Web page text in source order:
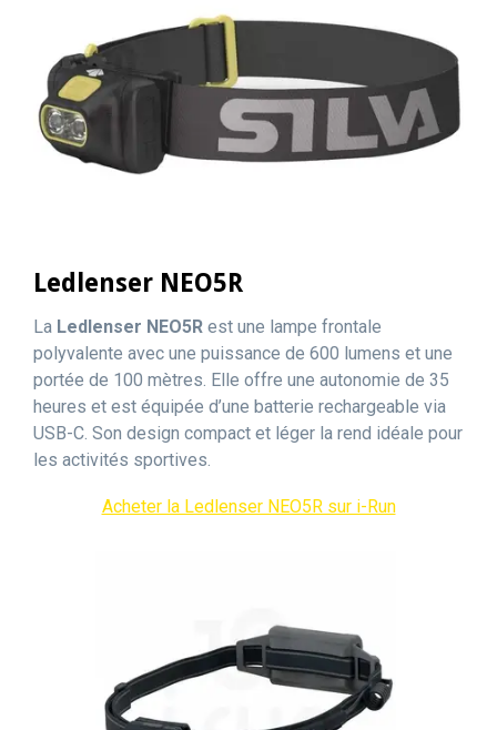
Ledlenser NEO5R
La Ledlenser NEO5R est une lampe frontale
polyvalente avec une puissance de 600 lumens et une
portée de 100 mètres. Elle offre une autonomie de 35
heures et est équipée d’une batterie rechargeable via
USB-C. Son design compact et léger la rend idéale pour
les activités sportives.
Acheter la Ledlenser NEO5R sur i-Run